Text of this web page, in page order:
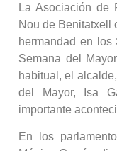
La Asociación de
Nou de Benitatxell
hermandad en
Semana del
habitual, el
del Mayor, Isa
importante
En los